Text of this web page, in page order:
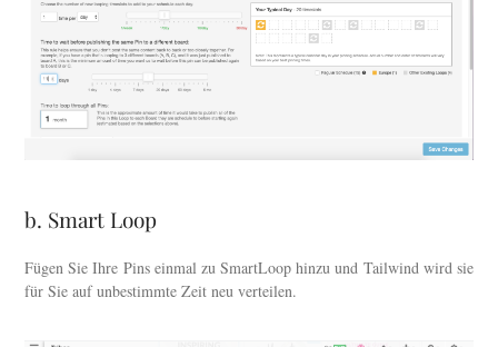
b. Smart Loop
Fügen Sie Ihre Pins einmal zu SmartLoop hinzu und Tailwind wird sie
für Sie auf unbestimmte Zeit neu verteilen.